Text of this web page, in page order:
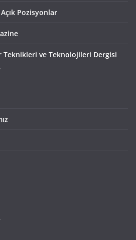
Pozisyonlar
Teknikleri ve Teknolojileri Dergisi